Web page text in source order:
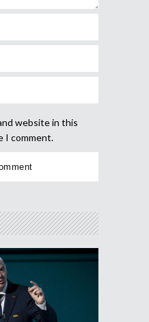
website in this
I comment.